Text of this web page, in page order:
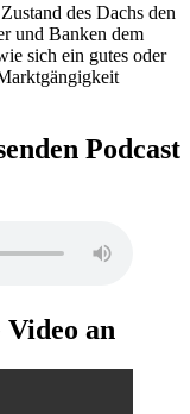
des Dachs den
und Banken dem
sich ein gutes oder
Podcast
Video an